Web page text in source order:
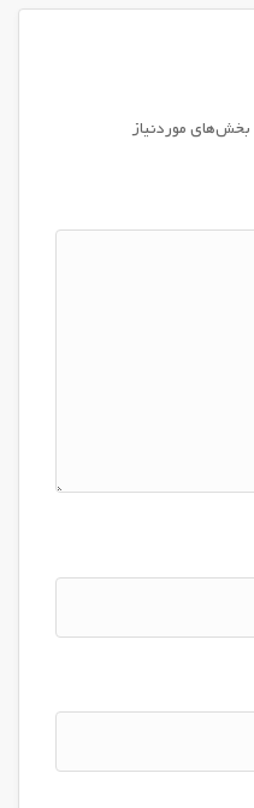
بخش‌های موردنیاز